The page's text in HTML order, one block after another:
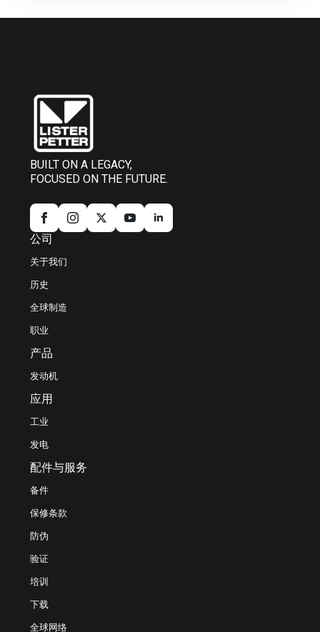
BUILT ON A LEGACY,
FOCUSED ON THE FUTURE.
公司
关于我们
历史
全球制造
职业
产品
发动机
应用
工业
发电
配件与服务
备件
保修条款
防伪
验证
培训
下载
全球网络